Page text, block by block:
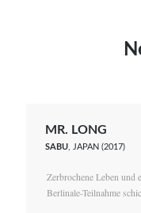
MR. LONG
SABU , JAPAN (2017)
Zerbrochene Leben und
Berlinale-Teilnahme